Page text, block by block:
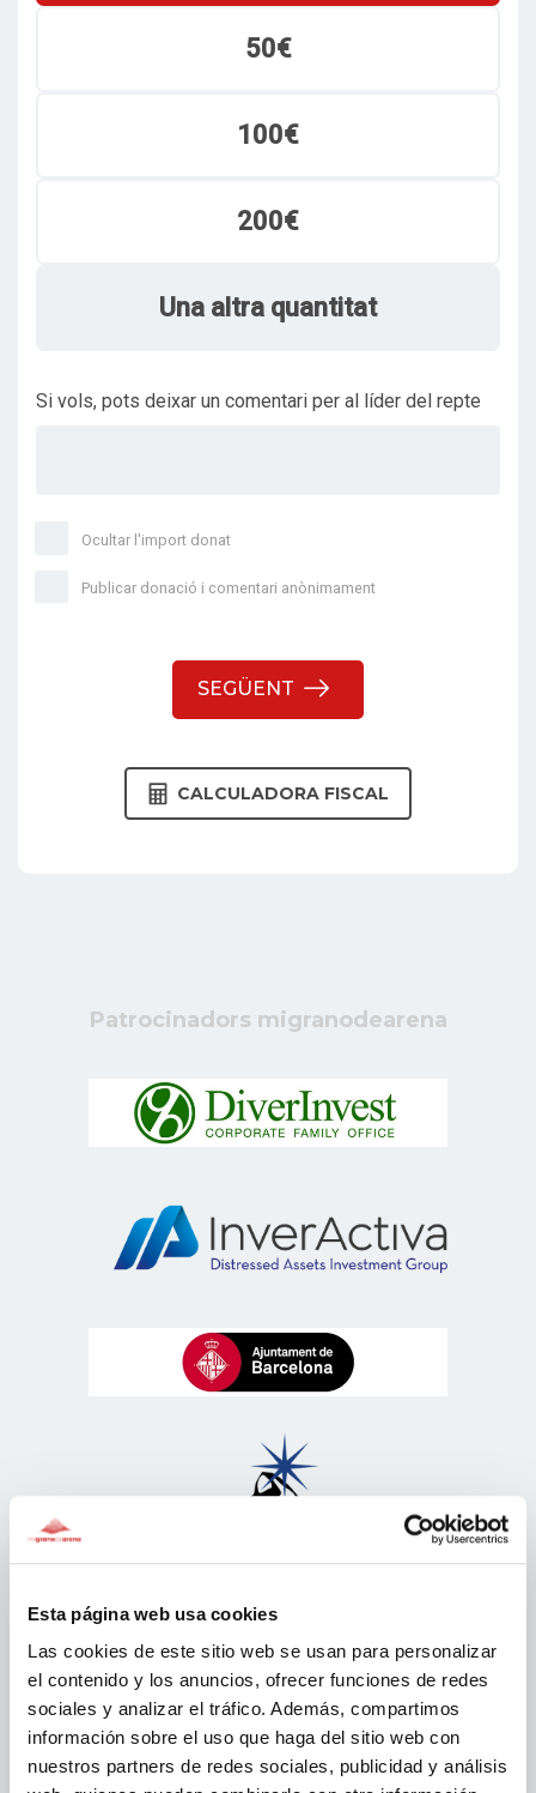
Esta página web usa cookies
Las cookies de este sitio web se usan para personalizar
el contenido y los anuncios, ofrecer funciones de redes
sociales y analizar el tráfico. Además, compartimos
información sobre el uso que haga del sitio web con
nuestros partners de redes sociales, publicidad y análisis
50€
100€
200€
Una altra quantitat
Si vols, pots deixar un comentari per al líder del repte
Ocultar l'import donat
Publicar donació i comentari anònimament
SEGÜENT
CALCULADORA FISCAL
Patrocinadors migranodearena